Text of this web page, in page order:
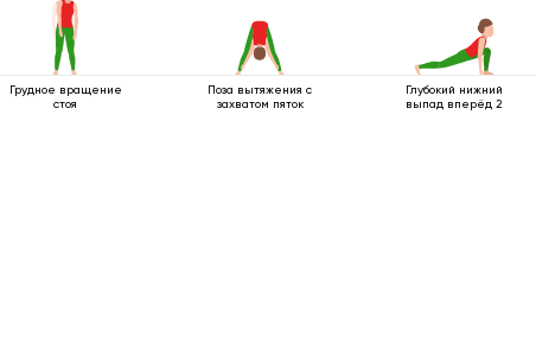
Грудное вращение
стоя
Поза вытяжения с
захватом пяток
Глубокий нижний
выпад вперёд 2